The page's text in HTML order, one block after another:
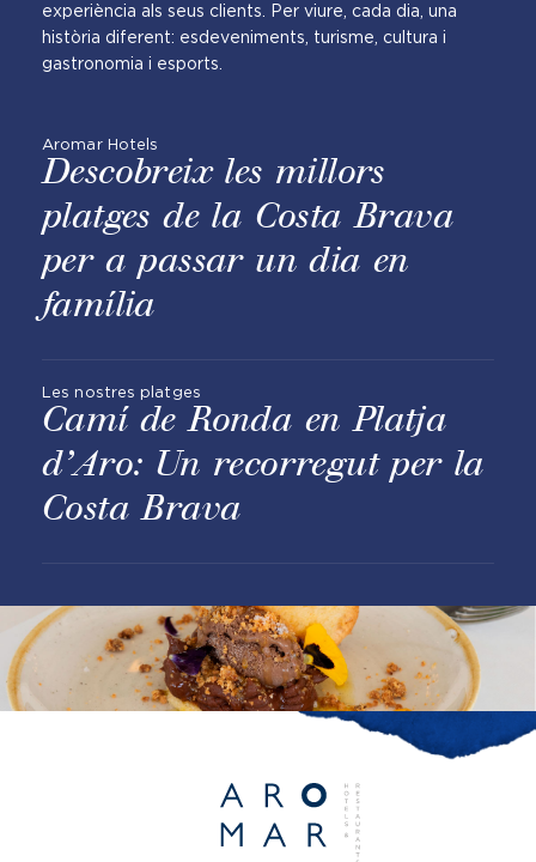
experiència als seus clients. Per viure, cada dia, una
història diferent: esdeveniments, turisme, cultura i
gastronomia i esports.
Aromar Hotels
Descobreix les millors
platges de la Costa Brava
per a passar un dia en
família
Les nostres platges
Camí de Ronda en Platja
d’Aro: Un recorregut per la
Costa Brava